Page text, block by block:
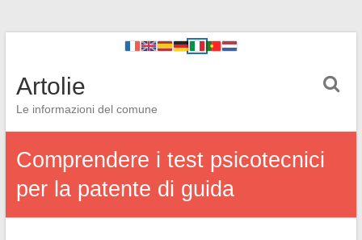
Artolie
Le informazioni del comune
Comprendere i test psicotecnici
per la patente di guida